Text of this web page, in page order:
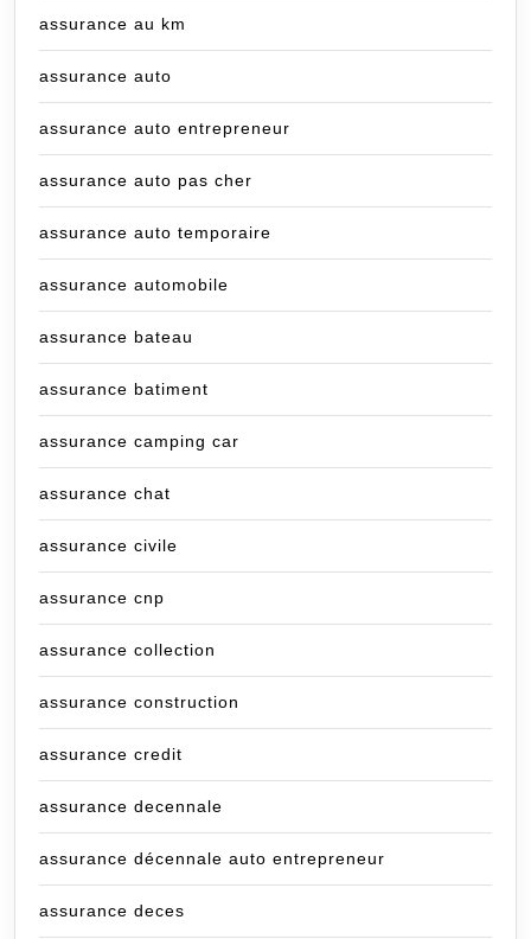
assurance au km
assurance auto
assurance auto entrepreneur
assurance auto pas cher
assurance auto temporaire
assurance automobile
assurance bateau
assurance batiment
assurance camping car
assurance chat
assurance civile
assurance cnp
assurance collection
assurance construction
assurance credit
assurance decennale
assurance décennale auto entrepreneur
assurance deces